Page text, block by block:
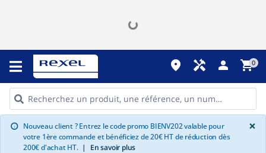
place handyman person shopping_cart0
info Nouveau client ? Entrez le code promo BIENV202 valable pour
votre 1ère commande et bénéficiez de 20€ HT de réduction dès
200€ d'achat HT. | En savoir plus
×